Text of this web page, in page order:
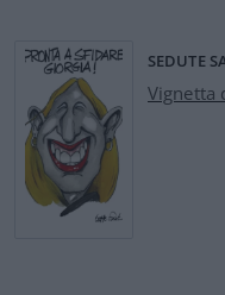
SEDUTE
Vignetta